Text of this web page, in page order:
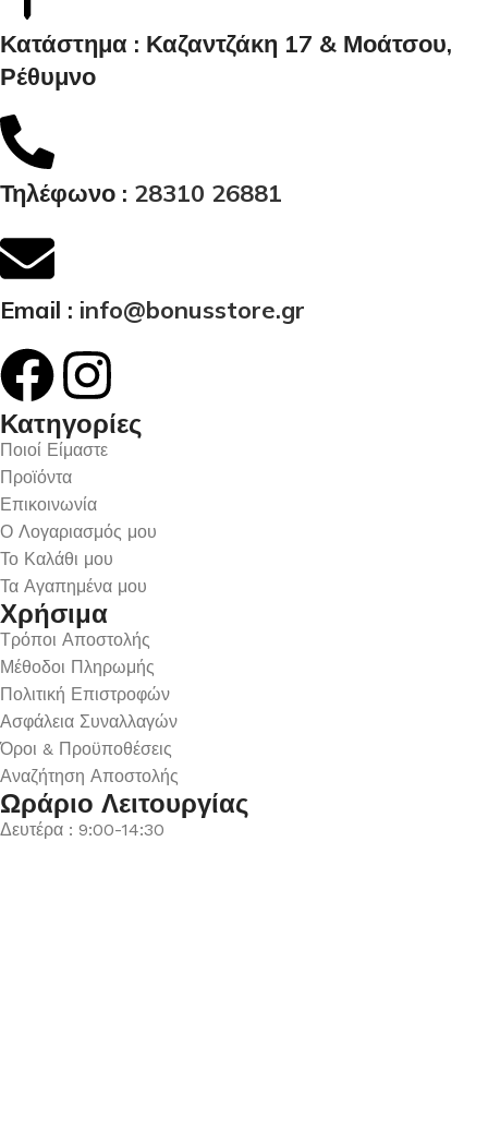
Κατάστημα : Καζαντζάκη 17 & Μοάτσου,
Ρέθυμνο
Τηλέφωνο : 28310 26881
Email : info@bonusstore.gr
Κατηγορίες
Ποιοί Είμαστε
Προϊόντα
Επικοινωνία
Ο Λογαριασμός μου
Το Καλάθι μου
Τα Αγαπημένα μου
Χρήσιμα
Τρόποι Αποστολής
Μέθοδοι Πληρωμής
Πολιτική Επιστροφών
Ασφάλεια Συναλλαγών
Όροι & Προϋποθέσεις
Αναζήτηση Αποστολής
Ωράριο Λειτουργίας
Δευτέρα : 9:00-14:30